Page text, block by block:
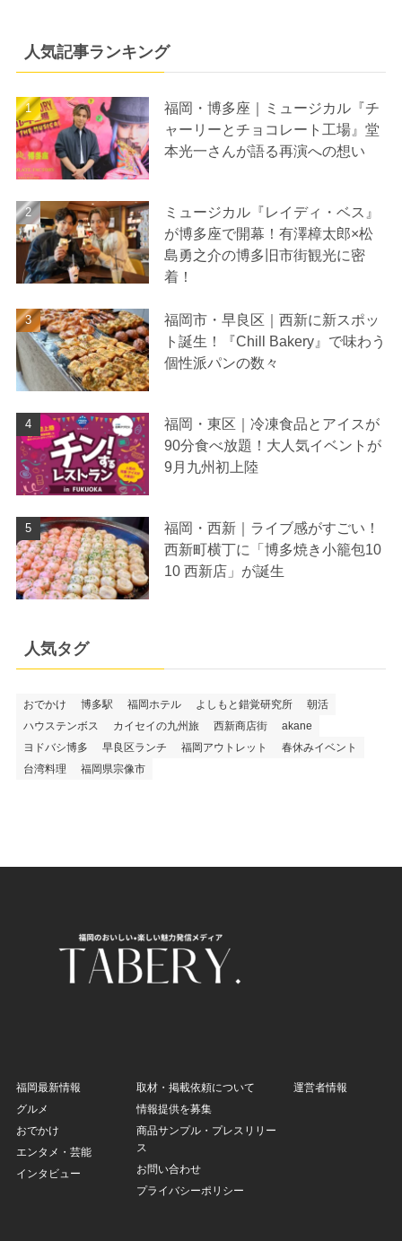
人気記事ランキング
福岡・博多座｜ミュージカル『チ
ャーリーとチョコレート工場』堂
本光一さんが語る再演への想い
ミュージカル『レイディ・ベス』
が博多座で開幕！有澤樟太郎×松
島勇之介の博多旧市街観光に密
着！
福岡市・早良区｜西新に新スポッ
ト誕生！『Chill Bakery』で味わう
個性派パンの数々
福岡・東区｜冷凍食品とアイスが
90分食べ放題！大人気イベントが
9月九州初上陸
福岡・西新｜ライブ感がすごい！
西新町横丁に「博多焼き小籠包10
10 西新店」が誕生
人気タグ
おでかけ 博多駅 福岡ホテル よしもと錯覚研究所
朝活
ハウステンボス
カイセイの九州旅 西新商店街
akane
ヨドバシ博多
早良区ランチ 福岡アウトレット
春休みイベント
台湾料理
福岡県宗像市
福岡最新情報
グルメ
おでかけ
エンタメ・芸能
インタビュー
取材・掲載依頼について
情報提供を募集
商品サンプル・プレスリリー
ス
お問い合わせ
プライバシーポリシー
運営者情報